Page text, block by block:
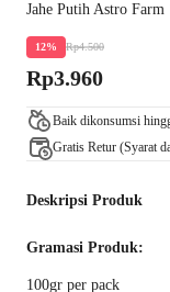
Jahe Putih Astro Farm
12% Rp4.500
Rp3.960
Baik dikonsumsi
Gratis Retur (Syarat
Deskripsi Produk
Gramasi Produk:
100gr per pack